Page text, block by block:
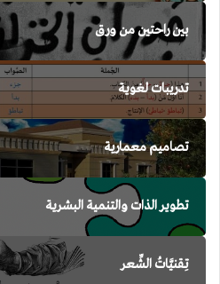
بين راحتين من ورق
تدريبات لغوية
تصاميم معمارية
تطوير الذات والتنمية البشرية
تِقنيَّاتُ الشِّعر